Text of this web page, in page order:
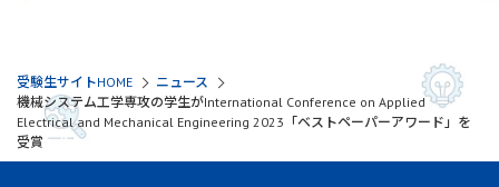
受験生サイトHOME
ニュース
機械システム工学専攻の学生がInternational Conference on Applied
Electrical and Mechanical Engineering 2023「ベストペーパーアワード」を
受賞